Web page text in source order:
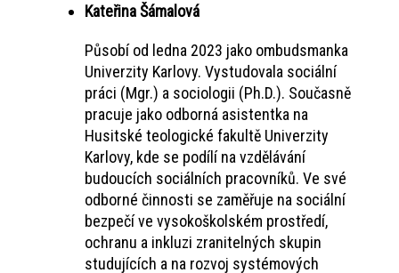
Kateřina Šámalová
Působí od ledna 2023 jako ombudsmanka
Univerzity Karlovy. Vystudovala sociální
práci (Mgr.) a sociologii (Ph.D.). Současně
pracuje jako odborná asistentka na
Husitské teologické fakultě Univerzity
Karlovy, kde se podílí na vzdělávání
budoucích sociálních pracovníků. Ve své
odborné činnosti se zaměřuje na sociální
bezpečí ve vysokoškolském prostředí,
ochranu a inkluzi zranitelných skupin
studujících a na rozvoj systémových